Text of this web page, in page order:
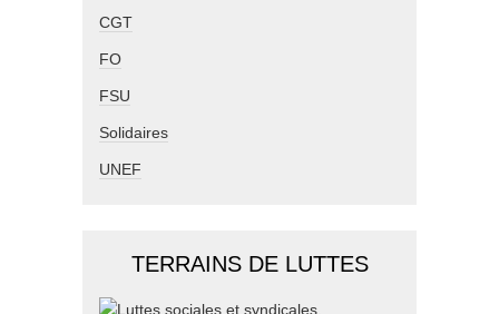
CGT
FO
FSU
Solidaires
UNEF
TERRAINS DE LUTTES